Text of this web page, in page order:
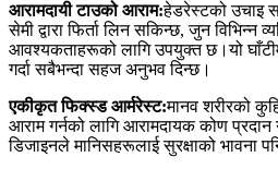
आरामदायी टाउको आराम:हेडरेस्टको उचाइ
सेमी द्वारा फिर्ता लिन सकिन्छ, जुन विभिन्न
आवश्यकताहरूको लागि उपयुक्त छ।यो
गर्दा सबैभन्दा सहज अनुभव दिन्छ।
एकीकृत फिक्स्ड आर्मरेस्ट:मानव शरीरको
आराम गर्नको लागि आरामदायक कोण
डिजाइनले मानिसहरूलाई सुरक्षाको भावना